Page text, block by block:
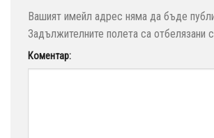
Вашият имейл адрес няма да бъде
Задължителните полета са отбелязани с
Коментар: